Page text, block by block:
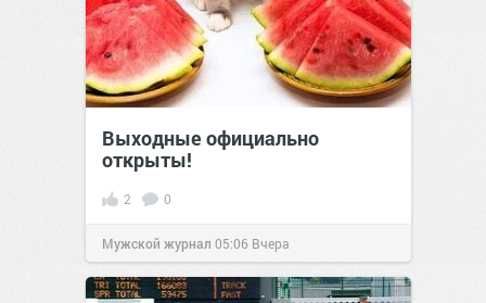
Выходные официально
открыты!
2 0
Мужской журнал 05:06 Вчера